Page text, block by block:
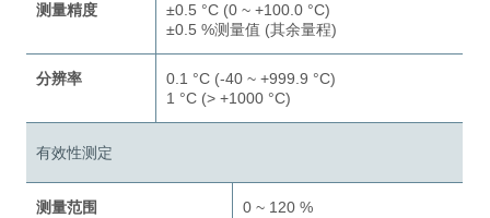
测量精度
±0.5 °C (0 ~ +100.0 °C)
±0.5 %测量值 (其余量程)
分辨率
0.1 °C (-40 ~ +999.9 °C)
1 °C (> +1000 °C)
有效性测定
测量范围 0 ~ 120 %